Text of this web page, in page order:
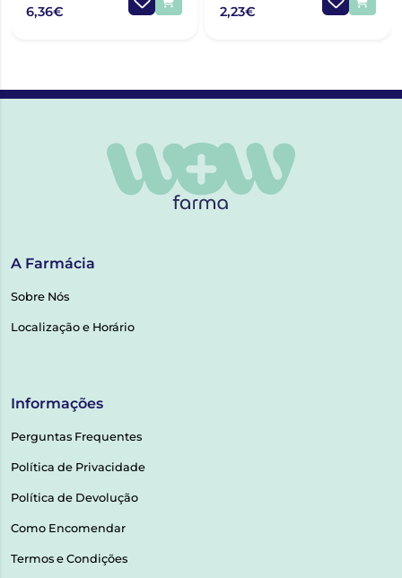
6,36€
2,23€
A Farmácia
Sobre Nós
Localização e Horário
Informações
Perguntas Frequentes
Política de Privacidade
Política de Devolução
Como Encomendar
Termos e Condições